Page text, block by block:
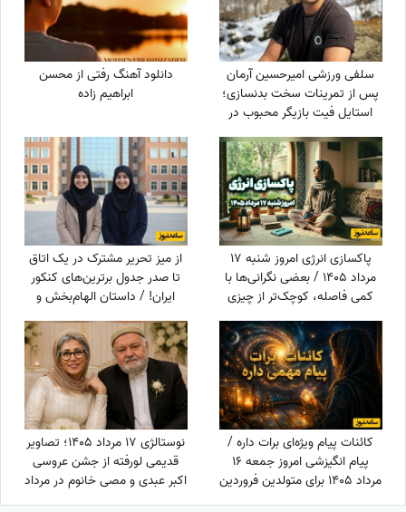
سلفی ورزشی امیرحسین آرمان
پس از تمرینات سخت بدنسازی؛
استایل فیت بازیگر محبوب در
باشگاه
دانلود آهنگ رفتی از محسن
ابراهیم زاده
پاکسازی انرژی امروز شنبه 17
مرداد 1405 / بعضی نگرانی‌ها با
کمی فاصله، کوچک‌تر از چیزی
می‌شوند که تصور می‌کردی
از میز تحریر مشترک در یک اتاق
تا صدر جدول برترین‌های کنکور
ایران! / داستان الهام‌بخش و
جالب دوقلوهای افسانه‌ای که
کنکور را ترکاندند!
کائنات پیام ویژه‌ای برات داره /
پیام انگیزشی امروز جمعه 16
مرداد 1405 برای متولدین فروردین
تا اسفند: امروز زمان درخشیدن
نوستالژی 17 مرداد 1405؛ تصاویر
قدیمی لورفته از جشن عروسی
اکبر عبدی و مصی خانوم در مرداد
1365